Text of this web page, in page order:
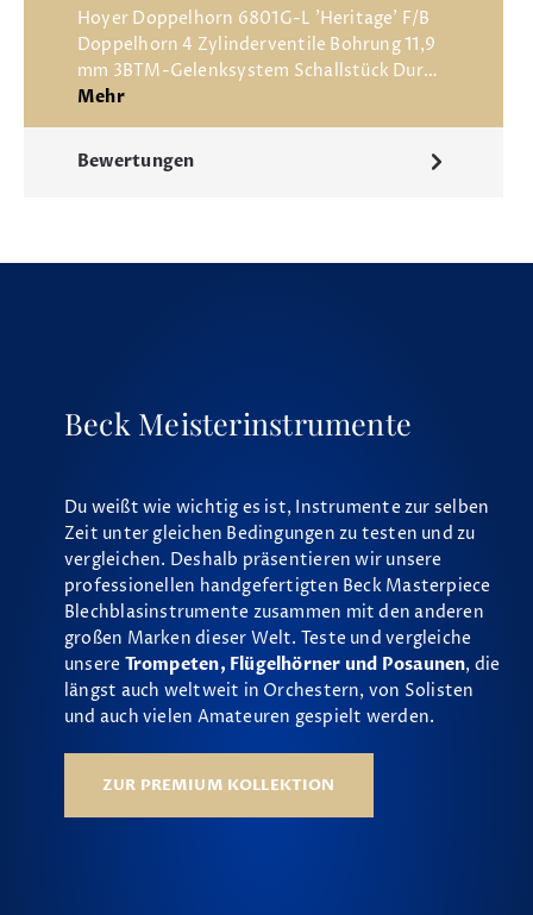
Hoyer Doppelhorn 6801G-L 'Heritage' F/B
Doppelhorn 4 Zylinderventile Bohrung 11,9
mm 3BTM-Gelenksystem Schallstück Dur…
Mehr
Bewertungen
Beck Meisterinstrumente
Du weißt wie wichtig es ist, Instrumente zur selben
Zeit unter gleichen Bedingungen zu testen und zu
vergleichen. Deshalb präsentieren wir unsere
professionellen handgefertigten Beck Masterpiece
Blechblasinstrumente zusammen mit den anderen
großen Marken dieser Welt. Teste und vergleiche
unsere Trompeten, Flügelhörner und Posaunen, die
längst auch weltweit in Orchestern, von Solisten
und auch vielen Amateuren gespielt werden.
ZUR PREMIUM KOLLEKTION